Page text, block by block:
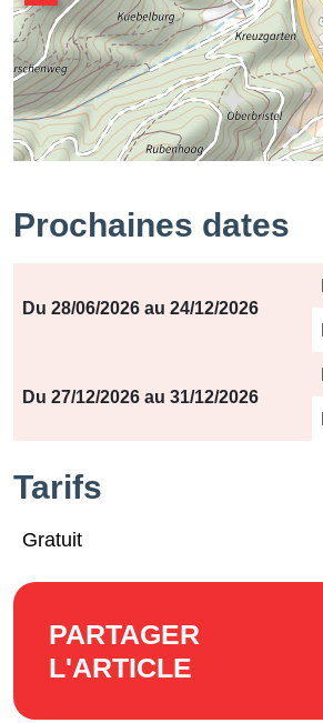
Prochaines dates
Du 28/06/2026 au 24/12/2026
Du 27/12/2026 au 31/12/2026
Tarifs
Gratuit
PARTAGER
L'ARTICLE